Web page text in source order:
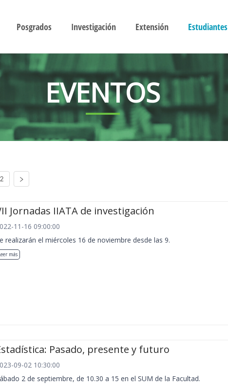
Posgrados Investigación Extensión Estudiantes
EVENTOS
2
Jornadas IIATA de investigación
11-16 09:00:00
realizarán el miércoles 16 de noviembre desde las 9.
más
Pasado, presente y futuro
09-02 10:30:00
2 de septiembre, de 10.30 a 15 en el SUM de la Facultad.